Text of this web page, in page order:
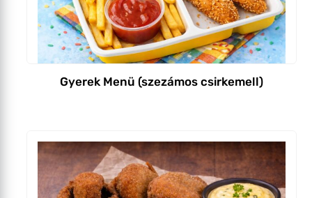
Gyerek Menü (szezámos csirkemell)